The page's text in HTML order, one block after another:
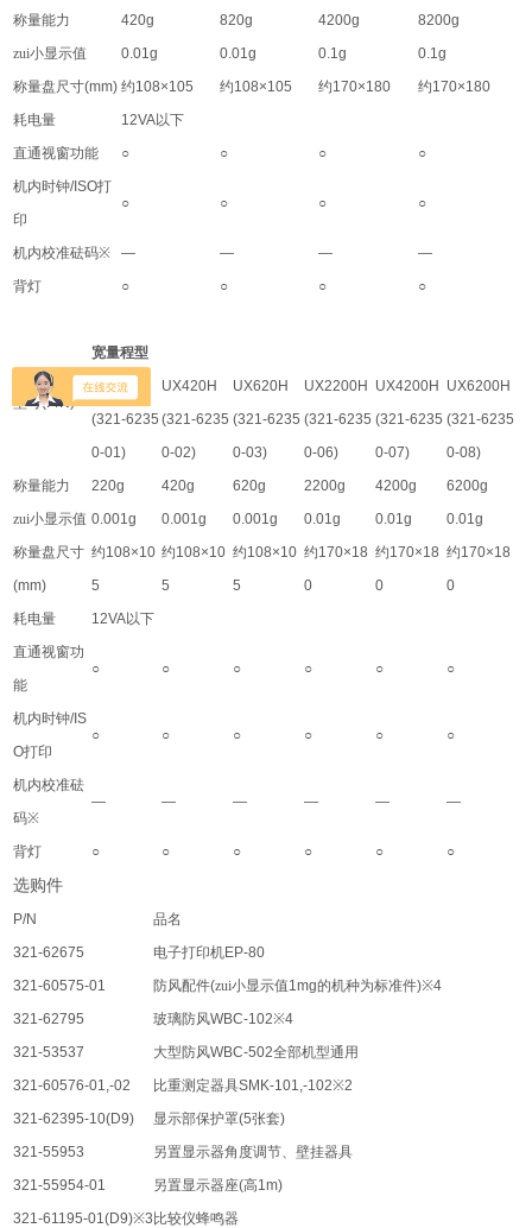
称量能力 420g 820g 4200g
8200g
zui小显示值
0.01g 0.01g 0.1g
0.1g
称量盘尺寸(mm) 约108×105 约108×105 约170×180 约170×180
耗电量
12VA以下
直通视窗功能
○ ○ ○
○
机内时钟/ISO打
印
○ ○ ○ ○
机内校准砝码※ — — —
—
背灯
○ ○ ○ ○
型号(P/N)
宽量程型
UX220H
UX420H UX620H UX2200H UX4200H
UX6200H
(321-6235
0-01)
(321-6235
0-02)
(321-6235
0-03)
(321-6235
0-06)
(321-6235
0-07)
(321-6235
0-08)
称量能力
220g 420g 620g 2200g 4200g
6200g
zui小显示值 0.001g 0.001g 0.001g 0.01g 0.01g
0.01g
称量盘尺寸
(mm)
约108×10
5
约108×10
5
约108×10
5
约170×18
0
约170×18
0
约170×18
0
耗电量
12VA以下
直通视窗功
能
○ ○ ○ ○ ○ ○
机内时钟/IS
O打印
○ ○ ○ ○ ○ ○
机内校准砝
码※
— — — — — —
背灯 ○ ○ ○ ○ ○ ○
选购件
P/N
品名
321-62675
电子打印机EP-80
321-60575-01
防风配件(zui小显示值1mg的机种为标准件)※4
321-62795
玻璃防风WBC-102※4
321-53537
大型防风WBC-502全部机型通用
321-60576-01,-02
比重测定器具SMK-101,-102※2
321-62395-10(D9)
显示部保护罩(5张套)
321-55953
另置显示器角度调节、壁挂器具
321-55954-01
另置显示器座(高1m)
321-61195-01(D9)※3 比较仪蜂鸣器